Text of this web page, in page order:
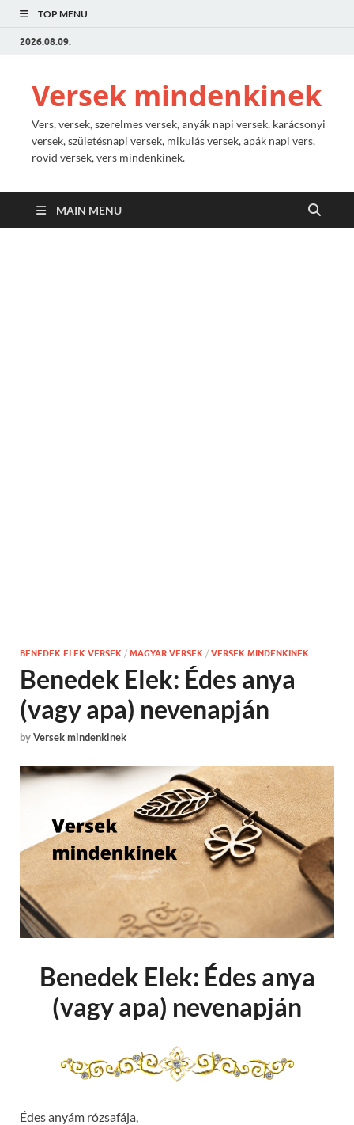
TOP MENU
2026.08.09.
Versek mindenkinek
Vers, versek, szerelmes versek, anyák napi versek, karácsonyi
versek, születésnapi versek, mikulás versek, apák napi vers,
rövid versek, vers mindenkinek.
MAIN MENU
BENEDEK ELEK VERSEK / MAGYAR VERSEK / VERSEK MINDENKINEK
Benedek Elek: Édes anya
(vagy apa) nevenapján
byVersek mindenkinek
Benedek Elek: Édes anya
(vagy apa) nevenapján
Édes anyám rózsafája,